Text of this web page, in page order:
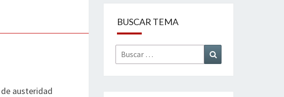
austeridad
BUSCAR TEMA
Buscar
por: